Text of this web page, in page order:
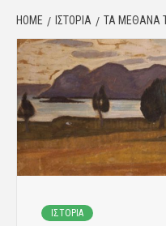
HOME ΙΣΤΟΡΙΑ ΤΑ ΜΈΘΑΝΑ
ΙΣΤΟΡΙΑ